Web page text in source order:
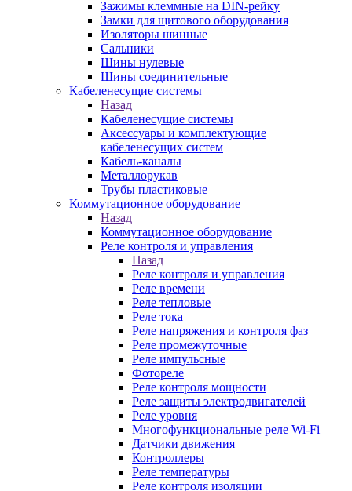
Зажимы клеммные на DIN-рейку
Замки для щитового оборудования
Изоляторы шинные
Сальники
Шины нулевые
Шины соединительные
Кабеленесущие системы
Назад
Кабеленесущие системы
Аксессуары и комплектующие
кабеленесущих систем
Кабель-каналы
Металлорукав
Трубы пластиковые
Коммутационное оборудование
Назад
Коммутационное оборудование
Реле контроля и управления
Назад
Реле контроля и управления
Реле времени
Реле тепловые
Реле тока
Реле напряжения и контроля фаз
Реле промежуточные
Реле импульсные
Фотореле
Реле контроля мощности
Реле защиты электродвигателей
Реле уровня
Многофункциональные реле Wi-Fi
Датчики движения
Контроллеры
Реле температуры
Реле контроля изоляции